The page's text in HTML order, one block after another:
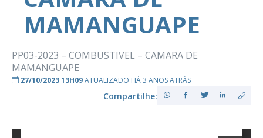
MAMANGUAPE
PP03-2023 – COMBUSTIVEL – CAMARA DE
MAMANGUAPE
27/10/2023 13H09ATUALIZADO HÁ 3 ANOS ATRÁS
Compartilhe: